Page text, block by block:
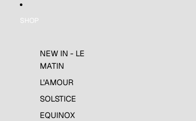
SHOP
NEW IN - LE
MATIN
L'AMOUR
SOLSTICE
EQUINOX